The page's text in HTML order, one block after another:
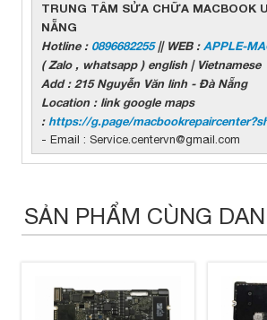
TRUNG TÂM SỬA CHỮA MACBOOK
NẴNG
Hotline : 0896682255|| WEB :APPLE-
( Zalo , whatsapp ) english | Vietnamese
Add : 215 Nguyễn Văn linh - Đà Nẵng
Location : link google maps
:https://g.page/
- Email : Service.centervn@gmail.com
SẢN PHẨM CÙNG